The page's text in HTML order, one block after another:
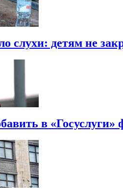
слухи: детям не
в «Госуслуги»